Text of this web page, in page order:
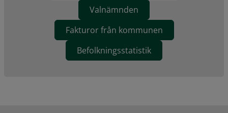
Valnämnden
Fakturor från kommunen
Befolkningsstatistik